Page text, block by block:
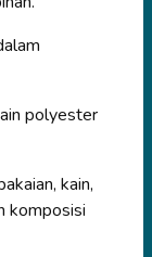
polyester
kain,
komposisi